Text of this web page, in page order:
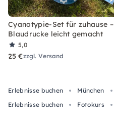
Cyanotypie-Set für zuhause –
Blaudrucke leicht gemacht
5,0
25 €zzgl. Versand
Erlebnisse buchen München
Erlebnisse buchen
Fotokurs